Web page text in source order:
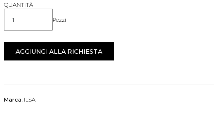
QUANTITÀ
Quantità Pezzi
AGGIUNGI ALLA RICHIESTA
Marca: ILSA